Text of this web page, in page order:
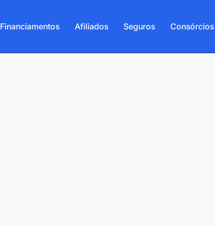
Financiamentos Afiliados Seguros Consórcios